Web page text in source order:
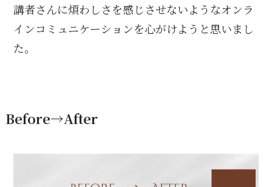
講者さんに煩わしさを感じさせないようなオンラ
インコミュニケーションを心がけようと思いまし
た。
Before→After